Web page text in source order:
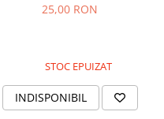
25,00 RON
STOC EPUIZAT
INDISPONIBIL